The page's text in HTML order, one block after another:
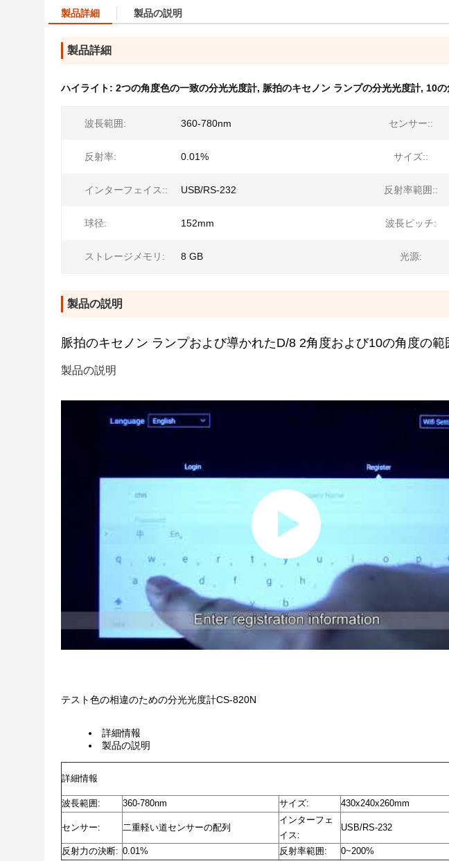
製品詳細 製品の説明
製品詳細
ハイライト: 2つの角度色の一致の分光光度計, 脈拍のキセノン ランプの分光光度計, 10
波長範囲: 360-780nm センサー::
反射率: 0.01% サイズ::
インターフェイス:: USB/RS-232 反射率範囲::
球径: 152mm 波長ピッチ:
ストレージメモリ: 8 GB 光源:
製品の説明
脈拍のキセノン ランプおよび導かれたD/8 2角度および10の角度の
製品の説明
テスト色の相違のための分光光度計CS-820N
詳細情報
製品の説明
詳細情報
波長範囲: 360-780nm サイズ: 430x240x260mm
センサー: 二重軽い道センサーの配列
インターフェ
イス:
USB/RS-232
反射力の決断: 0.01% 反射率範囲: 0~200%